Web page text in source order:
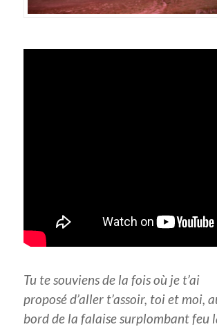
Tu te souviens de la fois où je t’ai
proposé d’aller t’assoir, toi et moi,
bord de la falaise surplombant feu